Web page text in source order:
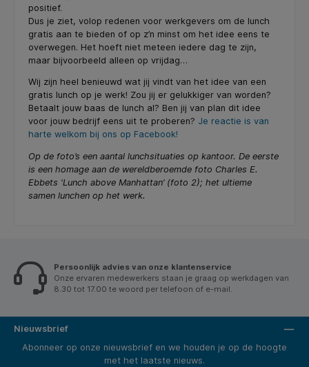
positief.
Dus je ziet, volop redenen voor werkgevers om de lunch
gratis aan te bieden of op z’n minst om het idee eens te
overwegen. Het hoeft niet meteen iedere dag te zijn,
maar bijvoorbeeld alleen op vrijdag…
Wij zijn heel benieuwd wat jij vindt van het idee van een
gratis lunch op je werk! Zou jij er gelukkiger van worden?
Betaalt jouw baas de lunch al? Ben jij van plan dit idee
voor jouw bedrijf eens uit te proberen? Je reactie is van
harte welkom bij ons op Facebook!
Op de foto’s een aantal lunchsituaties op kantoor. De eerste
is een homage aan de wereldberoemde foto Charles E.
Ebbets ‘Lunch above Manhattan’ (foto 2); het ultieme
samen lunchen op het werk.
Persoonlijk advies van onze klantenservice
Onze ervaren medewerkers staan je graag op werkdagen van
8.30 tot 17.00 te woord per telefoon of e-mail.
Nieuwsbrief
Abonneer op onze nieuwsbrief en we houden je op de hoogte
met het laatste nieuws.